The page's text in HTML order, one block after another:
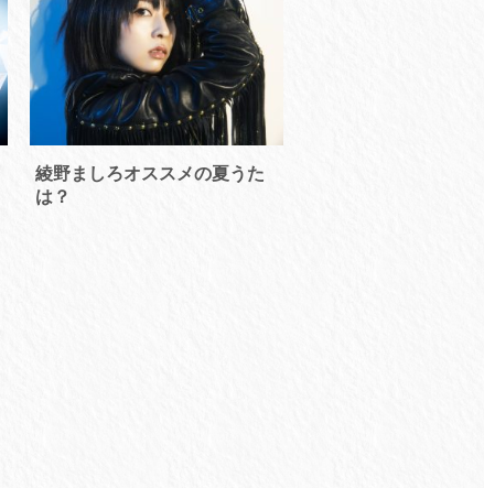
綾野ましろオススメの夏うた
は？